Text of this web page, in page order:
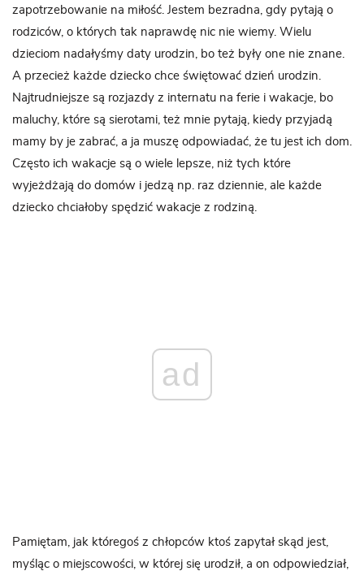
zapotrzebowanie na miłość. Jestem bezradna, gdy pytają o
rodziców, o których tak naprawdę nic nie wiemy. Wielu
dzieciom nadałyśmy daty urodzin, bo też były one nie znane.
A przecież każde dziecko chce świętować dzień urodzin.
Najtrudniejsze są rozjazdy z internatu na ferie i wakacje, bo
maluchy, które są sierotami, też mnie pytają, kiedy przyjadą
mamy by je zabrać, a ja muszę odpowiadać, że tu jest ich dom.
Często ich wakacje są o wiele lepsze, niż tych które
wyjeżdżają do domów i jedzą np. raz dziennie, ale każde
dziecko chciałoby spędzić wakacje z rodziną.
ad
Pamiętam, jak któregoś z chłopców ktoś zapytał skąd jest,
myśląc o miejscowości, w której się urodził, a on odpowiedział,